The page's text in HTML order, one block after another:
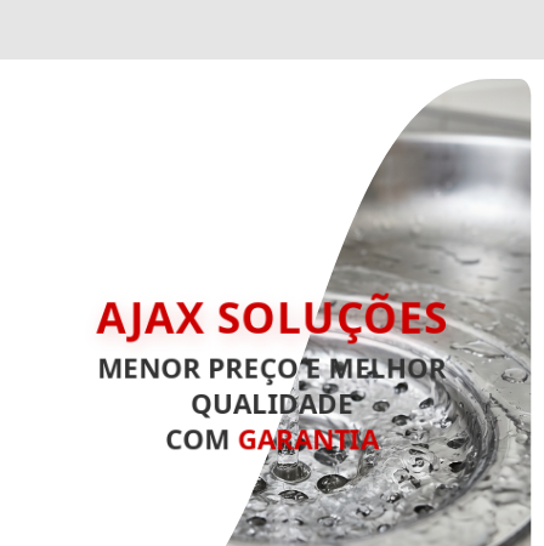
AJAX SOLUÇÕES
MENOR PREÇO E MELHOR
QUALIDADE
COM GARANTIA